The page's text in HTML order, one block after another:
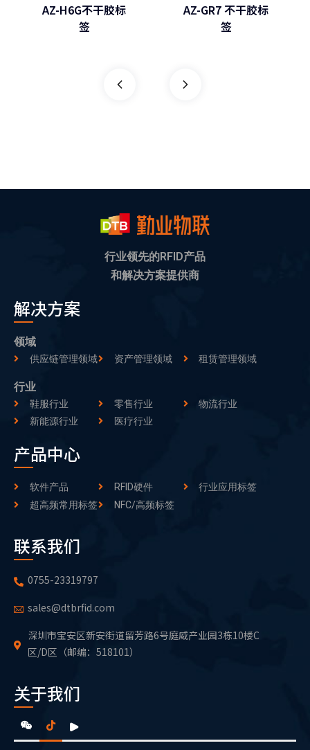
AZ-H6G不干胶标
签
AZ-GR7 不干胶标
签
行业领先的RFID产品
和解决方案提供商
解决方案
领域
供应链管理领域 资产管理领域 租赁管理领域
行业
鞋服行业 零售行业
物流行业
新能源行业
医疗行业
产品中心
软件产品 RFID硬件
行业应用标签
超高频常用标签
NFC/高频标签
联系我们
0755-23319797
sales@dtbrfid.com
深圳市宝安区新安街道留芳路6号庭威产业园3栋10楼C
区/D区（邮编：518101）
关于我们